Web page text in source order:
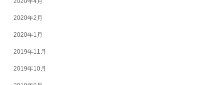
2020年2月
2020年1月
2019年11月
2019年10月